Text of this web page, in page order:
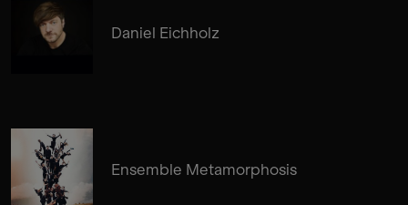
Daniel Eichholz
Ensemble Metamorphosis